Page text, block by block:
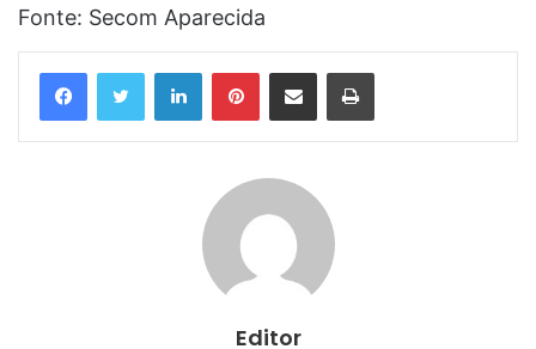
Fonte: Secom Aparecida
LinkedinPinterestCompartilhar via e-mail Imprimir
Editor